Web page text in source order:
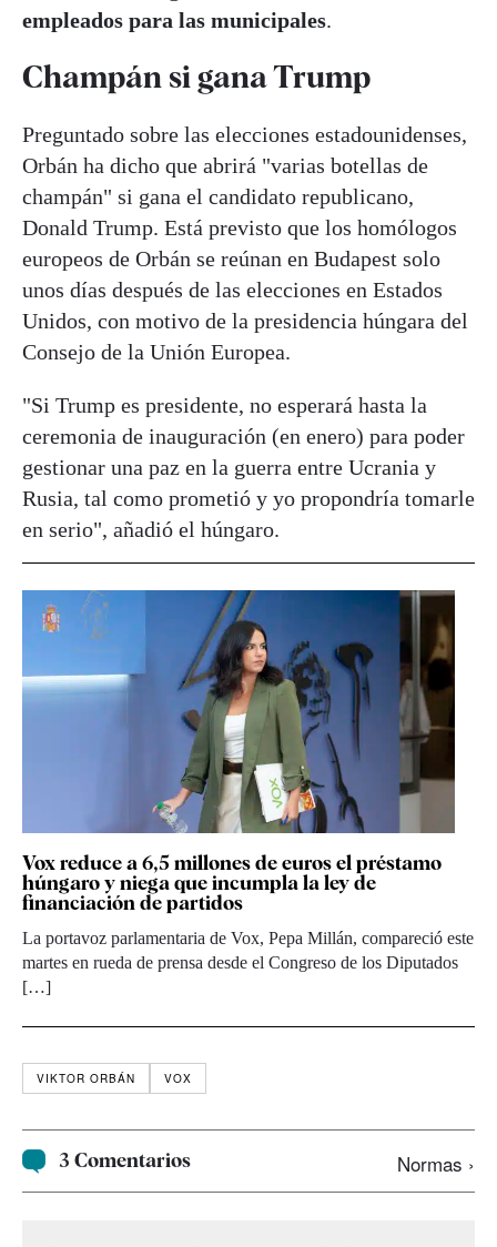
empleados para las municipales.
Champán si gana Trump
Preguntado sobre las elecciones estadounidenses,
Orbán ha dicho que abrirá "varias botellas de
champán" si gana el candidato republicano,
Donald Trump. Está previsto que los homólogos
europeos de Orbán se reúnan en Budapest solo
unos días después de las elecciones en Estados
Unidos, con motivo de la presidencia húngara del
Consejo de la Unión Europea.
"Si Trump es presidente, no esperará hasta la
ceremonia de inauguración (en enero) para poder
gestionar una paz en la guerra entre Ucrania y
Rusia, tal como prometió y yo propondría tomarle
en serio", añadió el húngaro.
Vox reduce a 6,5 millones de euros el préstamo
húngaro y niega que incumpla la ley de
financiación de partidos
La portavoz parlamentaria de Vox, Pepa Millán, compareció este
martes en rueda de prensa desde el Congreso de los Diputados
[…]
VIKTOR ORBÁN VOX
3 Comentarios Normas ›